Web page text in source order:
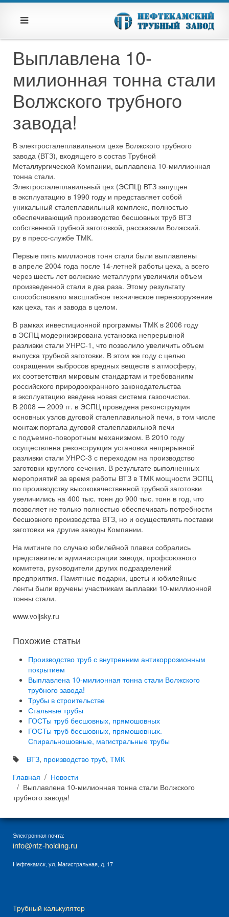
Выплавлена 10-
милионная тонна стали
Волжского трубного
завода!
В электросталеплавильном цехе Волжского трубного
завода (ВТЗ), входящего в состав Трубной
Металлургической Компании, выплавлена 10-миллионная
тонна стали.
Электросталеплавильный цех (ЭСПЦ) ВТЗ запущен
в эксплуатацию в 1990 году и представляет собой
уникальный сталеплавильный комплекс, полностью
обеспечивающий производство бесшовных труб ВТЗ
собственной трубной заготовкой, рассказали Волжский.
ру в пресс-службе ТМК.
Первые пять миллионов тонн стали были выплавлены
в апреле 2004 года после 14-летней работы цеха, а всего
через шесть лет волжские металлурги увеличили объем
произведенной стали в два раза. Этому результату
способствовало масштабное техническое перевооружение
как цеха, так и завода в целом.
В рамках инвестиционной программы ТМК в 2006 году
в ЭСПЦ модернизирована установка непрерывной
разливки стали УНРС-1, что позволило увеличить объем
выпуска трубной заготовки. В этом же году с целью
сокращения выбросов вредных веществ в атмосферу,
их соответствия мировым стандартам и требованиям
российского природоохранного законодательства
в эксплуатацию введена новая система газоочистки.
В 2008 — 2009 гг. в ЭСПЦ проведена реконструкция
основных узлов дуговой сталеплавильной печи, в том числе
монтаж портала дуговой сталеплавильной печи
с подъемно-поворотным механизмом. В 2010 году
осуществлена реконструкция установки непрерывной
разливки стали УНРС-3 с переходом на производство
заготовки круглого сечения. В результате выполненных
мероприятий за время работы ВТЗ в ТМК мощности ЭСПЦ
по производству высококачественной трубной заготовки
увеличились на 400 тыс. тонн до 900 тыс. тонн в год, что
позволяет не только полностью обеспечивать потребности
бесшовного производства ВТЗ, но и осуществлять поставки
заготовки на другие заводы Компании.
На митинге по случаю юбилейной плавки собрались
представители администрации завода, профсоюзного
комитета, руководители других подразделений
предприятия. Памятные подарки, цветы и юбилейные
ленты были вручены участникам выплавки 10-миллионной
тонны стали.
www.voljsky.ru
Похожие статьи
Производство труб с внутренним антикоррозионным
покрытием
Выплавлена 10-милионная тонна стали Волжского
трубного завода!
Трубы в строительстве
Стальные трубы
ГОСТы труб бесшовных, прямошовных
ГОСТы труб бесшовных, прямошовных.
Спиральношовные, магистральные трубы
ВТЗ, производство труб, ТМК
Главная
Новости
Выплавлена 10-милионная тонна стали Волжского
трубного завода!
Электронная почта:
info@ntz-holding.ru
Нефтекамск, ул. Магистральная, д. 17
Трубный калькулятор